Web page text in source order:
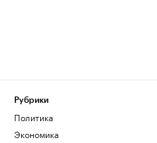
Рубрики
Политика
Экономика